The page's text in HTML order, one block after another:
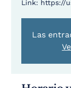
Link: https://
Las